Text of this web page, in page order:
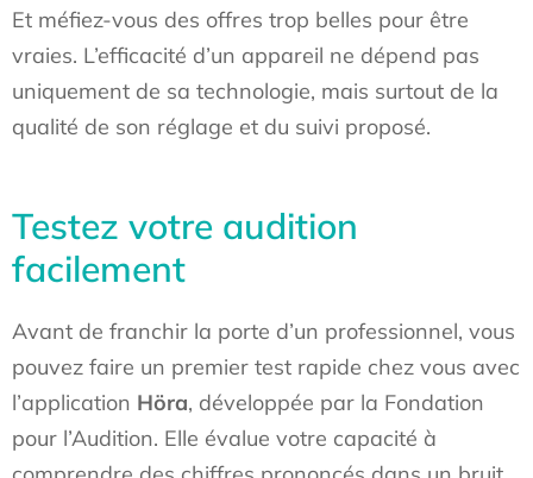
Et méfiez-vous des offres trop belles pour être
vraies. L’efficacité d’un appareil ne dépend pas
uniquement de sa technologie, mais surtout de la
qualité de son réglage et du suivi proposé.
Testez votre audition
facilement
Avant de franchir la porte d’un professionnel, vous
pouvez faire un premier test rapide chez vous avec
l’application Höra, développée par la Fondation
pour l’Audition. Elle évalue votre capacité à